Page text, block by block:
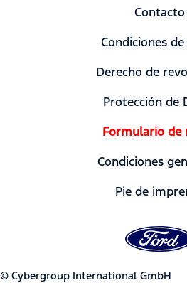
Contacto
Condiciones
Derecho de
Protección de
Formulario de
Condiciones
Pie de
© Cybergroup International GmbH